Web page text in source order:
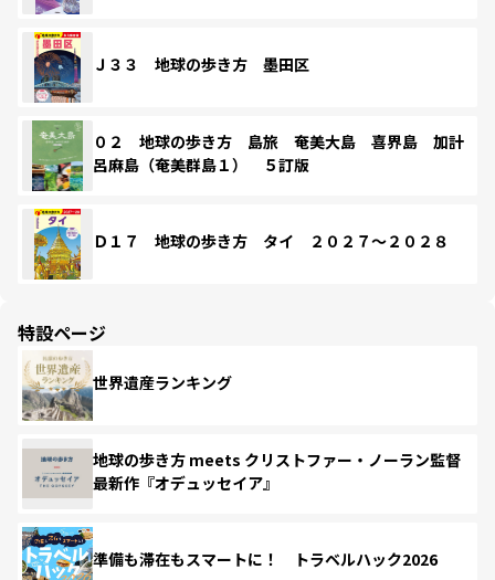
Ｊ３３ 地球の歩き方 墨田区
０２ 地球の歩き方 島旅 奄美大島 喜界島 加計
呂麻島（奄美群島１） ５訂版
Ｄ１７ 地球の歩き方 タイ ２０２７～２０２８
特設ページ
世界遺産ランキング
地球の歩き方 meets クリストファー・ノーラン監督
最新作『オデュッセイア』
準備も滞在もスマートに！ トラベルハック2026